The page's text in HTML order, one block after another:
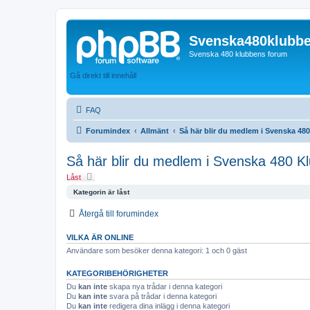
Svenska 480 klubbens forum
Gå direkt till innehåll
FAQ
Forumindex Allmänt Så här blir du medlem i Svenska
Så här blir du medlem i Svenska 480
Låst
Kategorin är låst
Återgå till forumindex
VILKA ÄR ONLINE
Användare som besöker denna kategori: 1 och 0 gäst
KATEGORIBEHÖRIGHETER
Du kan inte skapa nya trådar i denna kategori
Du kan inte svara på trådar i denna kategori
Du kan inte redigera dina inlägg i denna kategori